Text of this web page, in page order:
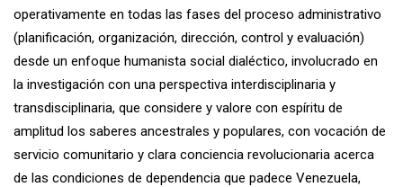
operativamente en todas las fases del proceso administrativo
(planificación, organización, dirección, control y evaluación)
desde un enfoque humanista social dialéctico, involucrado en
la investigación con una perspectiva interdisciplinaria y
transdisciplinaria, que considere y valore con espíritu de
amplitud los saberes ancestrales y populares, con vocación de
servicio comunitario y clara conciencia revolucionaria acerca
de las condiciones de dependencia que padece Venezuela,